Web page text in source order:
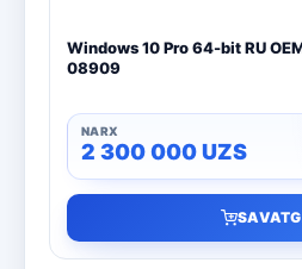
Windows 10 Pro 64-bit RU
08909
2 300 000UZS